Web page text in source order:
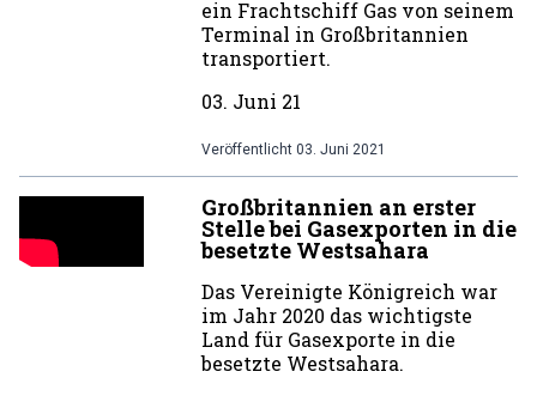
ein Frachtschiff Gas von seinem
Terminal in Großbritannien
transportiert.
03. Juni 21
Veröffentlicht 03. Juni 2021
Großbritannien an erster
Stelle bei Gasexporten in die
besetzte Westsahara
Das Vereinigte Königreich war
im Jahr 2020 das wichtigste
Land für Gasexporte in die
besetzte Westsahara.